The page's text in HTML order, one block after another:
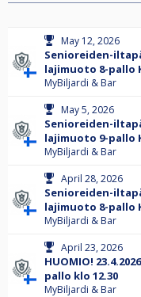
May 12, 2026
Senioreiden-
lajimuoto 8-pallo
MyBiljardi & Bar
May 5, 2026
Senioreiden-
lajimuoto 9-pallo
MyBiljardi & Bar
April 28, 2026
Senioreiden-
lajimuoto 8-pallo
MyBiljardi & Bar
April 23, 2026
HUOMIO!
pallo klo 12.30
MyBiljardi & Bar